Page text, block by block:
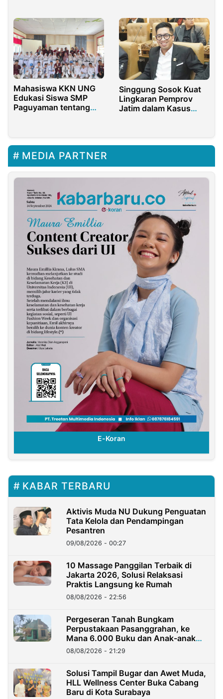
Mahasiswa KKN UNG
Edukasi Siswa SMP
Paguyaman tentang
Singgung Sosok Kuat
Lingkaran Pemprov
Jatim dalam Kasus
MEDIA PARTNER
E-Koran
KABAR TERBARU
Aktivis Muda NU Dukung Penguatan
Tata Kelola dan Pendampingan
Pesantren
09/08/2026 - 00:27
10 Massage Panggilan Terbaik di
Jakarta 2026, Solusi Relaksasi
Praktis Langsung ke Rumah
08/08/2026 - 22:56
Pergeseran Tanah Bungkam
Perpustakaan Pasanggrahan, ke
Mana 6.000 Buku dan Anak-anak
Kini?
08/08/2026 - 21:29
Solusi Tampil Bugar dan Awet Muda,
HLL Wellness Center Buka Cabang
Baru di Kota Surabaya